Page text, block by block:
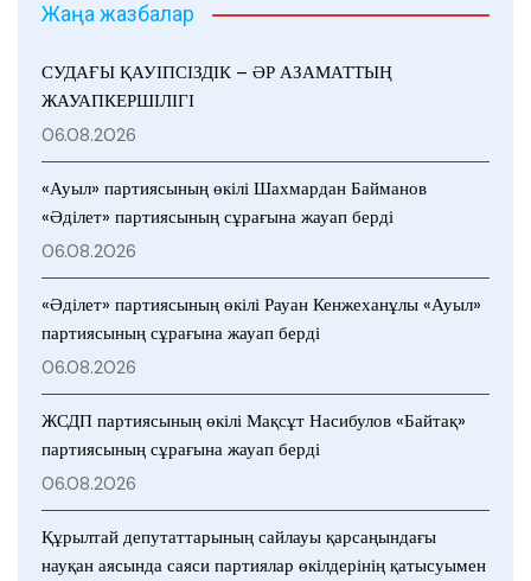
Жаңа жазбалар
СУДАҒЫ ҚАУІПСІЗДІК – ӘР АЗАМАТТЫҢ
ЖАУАПКЕРШІЛІГІ
06.08.2026
«Ауыл» партиясының өкілі Шахмардан Байманов
«Әділет» партиясының сұрағына жауап берді
06.08.2026
«Әділет» партиясының өкілі Рауан Кенжеханұлы «Ауыл»
партиясының сұрағына жауап берді
06.08.2026
ЖСДП партиясының өкілі Мақсұт Насибулов «Байтақ»
партиясының сұрағына жауап берді
06.08.2026
Құрылтай депутаттарының сайлауы қарсаңындағы
науқан аясында саяси партиялар өкілдерінің қатысуымен